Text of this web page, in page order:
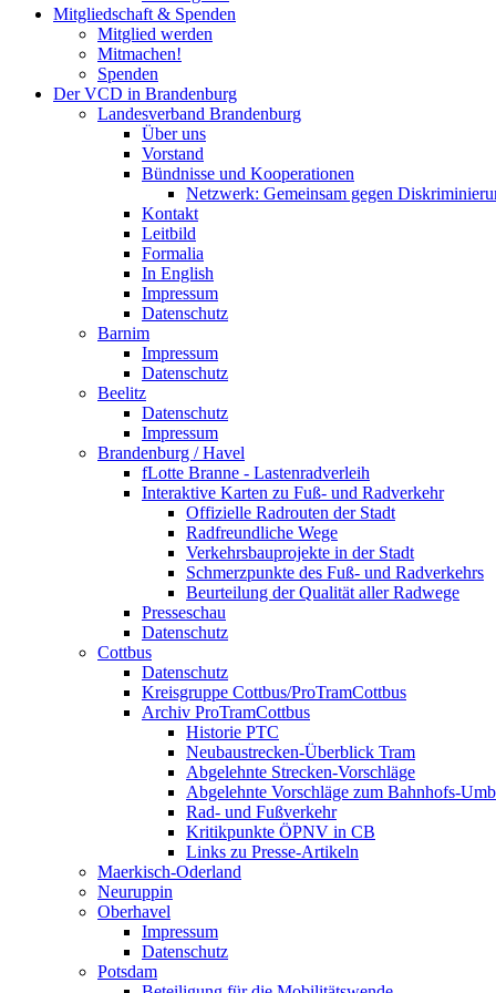
Mitgliedschaft & Spenden
Mitglied werden
Mitmachen!
Spenden
Der VCD in Brandenburg
Landesverband Brandenburg
Über uns
Vorstand
Bündnisse und Kooperationen
Netzwerk: Gemeinsam gegen
Kontakt
Leitbild
Formalia
In English
Impressum
Datenschutz
Barnim
Impressum
Datenschutz
Beelitz
Datenschutz
Impressum
Brandenburg / Havel
fLotte Branne - Lastenradverleih
Interaktive Karten zu Fuß- und Radverkehr
Offizielle Radrouten der Stadt
Radfreundliche Wege
Verkehrsbauprojekte in der Stadt
Schmerzpunkte des Fuß- und Radverkehrs
Beurteilung der Qualität aller Radwege
Presseschau
Datenschutz
Cottbus
Datenschutz
Kreisgruppe Cottbus/ProTramCottbus
Archiv ProTramCottbus
Historie PTC
Neubaustrecken-Überblick Tram
Abgelehnte Strecken-Vorschläge
Abgelehnte Vorschläge zum Bahnhofs-
Rad- und Fußverkehr
Kritikpunkte ÖPNV in CB
Links zu Presse-Artikeln
Maerkisch-Oderland
Neuruppin
Oberhavel
Impressum
Datenschutz
Potsdam